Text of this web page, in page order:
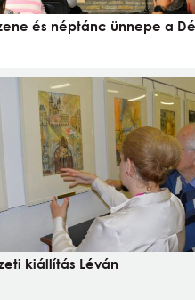
és néptánc ünnepe a
kiállítás Léván